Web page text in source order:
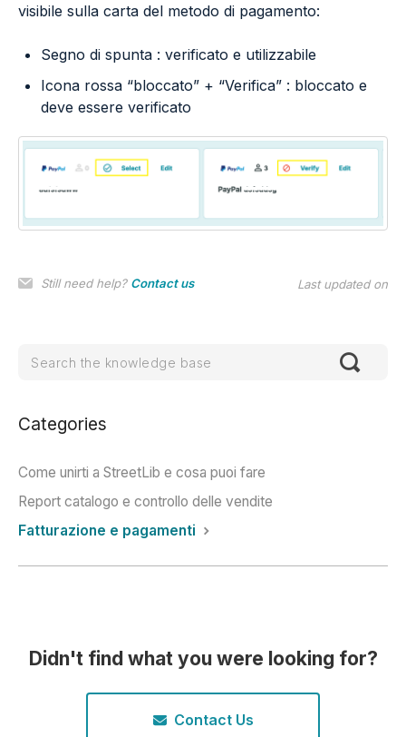
visibile sulla carta del metodo di pagamento:
Segno di spunta : verificato e utilizzabile
Icona rossa “bloccato” + “Verifica” : bloccato e
deve essere verificato
Still need help? Contact us Last updated on
Categories
Come unirti a StreetLib e cosa puoi fare
Report catalogo e controllo delle vendite
Fatturazione e pagamenti
Didn't find what you were looking for?
Contact Us